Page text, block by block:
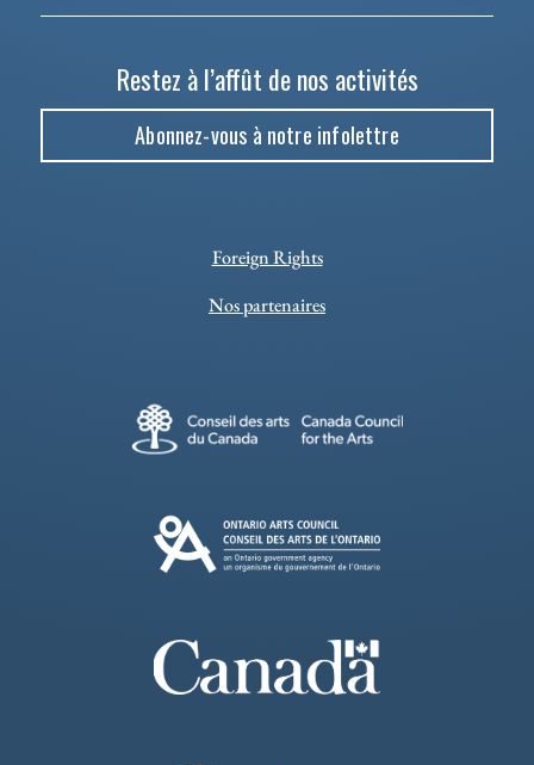
Restez à l’affût de nos activités
Abonnez-vous à notre infolettre
Foreign Rights
Nos partenaires